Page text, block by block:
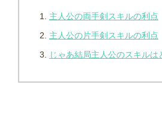
主人公の両手剣スキルの利点
主人公の片手剣スキルの利点
じゃあ結局主人公のスキルは